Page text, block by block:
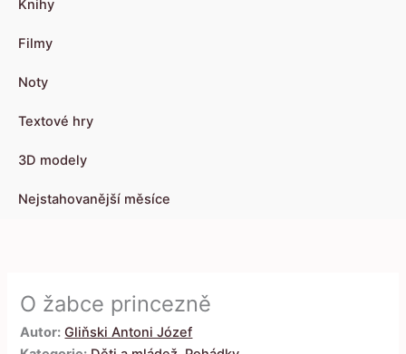
Knihy
Filmy
Noty
Textové hry
3D modely
Nejstahovanější měsíce
O žabce princezně
Autor: Gliňski Antoni Józef